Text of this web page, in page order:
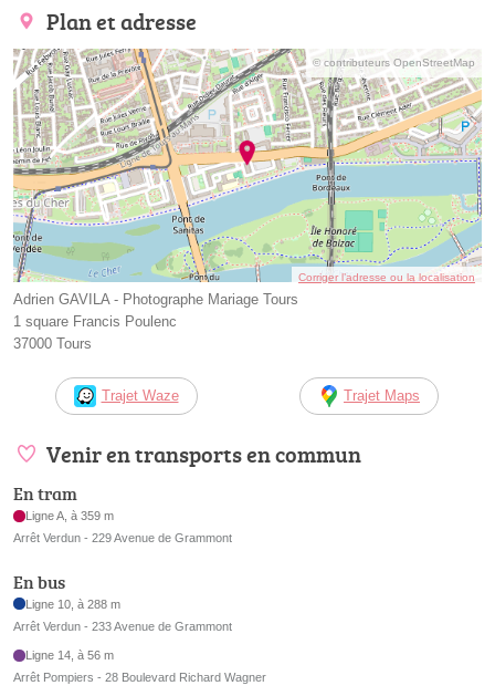
Plan et adresse
© contributeurs OpenStreetMap
Corriger l’adresse ou la localisation
Adrien GAVILA - Photographe Mariage Tours
1 square Francis Poulenc
37000 Tours
Trajet Waze Trajet Maps
Venir en transports en commun
En tram
Ligne A, à 359 m
Arrêt Verdun - 229 Avenue de Grammont
En bus
Ligne 10, à 288 m
Arrêt Verdun - 233 Avenue de Grammont
Ligne 14, à 56 m
Arrêt Pompiers - 28 Boulevard Richard Wagner